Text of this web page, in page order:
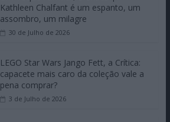
Kathleen Chalfant é um espanto, um
assombro, um milagre
30 de Julho de 2026
LEGO Star Wars Jango Fett, a Crítica:
capacete mais caro da coleção vale a
pena comprar?
3 de Julho de 2026